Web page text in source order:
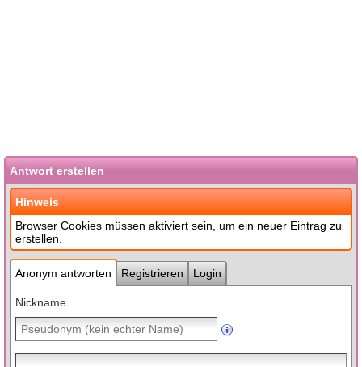
Antwort erstellen
Hinweis
Browser Cookies müssen aktiviert sein, um ein neuer Eintrag zu
erstellen.
Anonym antworten Registrieren Login
Nickname